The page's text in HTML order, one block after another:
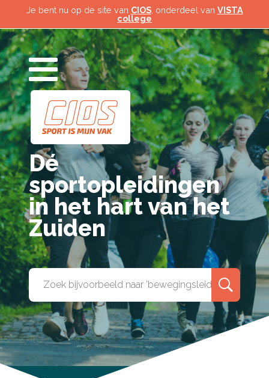
Je bent nu op de site van CIOS, onderdeel van VISTA
college
Dé
sportopleidingen
in het hart van het
Zuiden